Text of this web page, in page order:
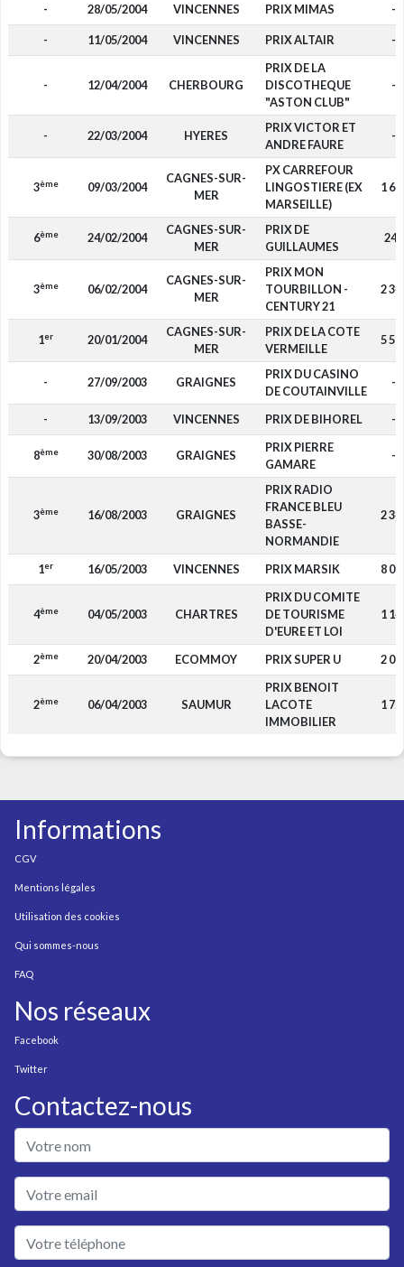
- 28/05/2004 VINCENNES PRIX MIMAS -
- 11/05/2004 VINCENNES PRIX ALTAIR -
- 12/04/2004 CHERBOURG
PRIX DE LA
DISCOTHEQUE
"ASTON CLUB"
-
- 22/03/2004 HYERES
PRIX VICTOR ET
ANDRE FAURE
-
3ème 09/03/2004
CAGNES-SUR-
MER
PX CARREFOUR
LINGOSTIERE (EX
MARSEILLE)
1
6ème 24/02/2004
CAGNES-SUR-
MER
PRIX DE
GUILLAUMES
240
3ème 06/02/2004
CAGNES-SUR-
MER
PRIX MON
TOURBILLON -
CENTURY 21
2
1er 20/01/2004
CAGNES-SUR-
MER
PRIX DE LA COTE
VERMEILLE
5
- 27/09/2003 GRAIGNES
PRIX DU CASINO
DE COUTAINVILLE
-
- 13/09/2003 VINCENNES PRIX DE BIHOREL -
8ème 30/08/2003 GRAIGNES
PRIX PIERRE
GAMARE
-
3ème 16/08/2003 GRAIGNES
PRIX RADIO
FRANCE BLEU
BASSE-
NORMANDIE
2
1er 16/05/2003 VINCENNES PRIX MARSIK 8
4ème 04/05/2003 CHARTRES
PRIX DU COMITE
DE TOURISME
D'EURE ET LOI
1
2ème 20/04/2003 ECOMMOY PRIX SUPER U 2
2ème 06/04/2003 SAUMUR
PRIX BENOIT
LACOTE
IMMOBILIER
1
Informations
CGV
Mentions légales
Utilisation des cookies
Qui sommes-nous
FAQ
Nos réseaux
Facebook
Twitter
Contactez-nous